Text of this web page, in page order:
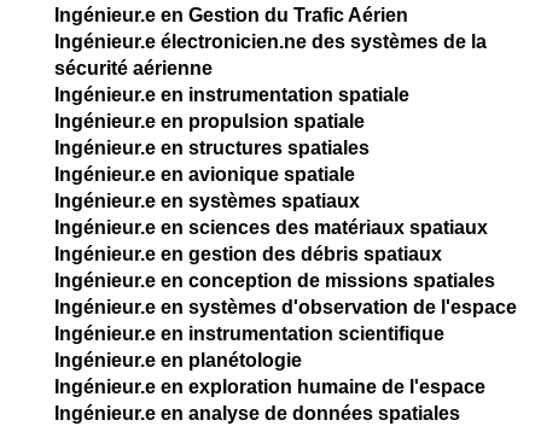
Ingénieur.e en Gestion du Trafic Aérien
Ingénieur.e électronicien.ne des systèmes de la
sécurité aérienne
Ingénieur.e en instrumentation spatiale
Ingénieur.e en propulsion spatiale
Ingénieur.e en structures spatiales
Ingénieur.e en avionique spatiale
Ingénieur.e en systèmes spatiaux
Ingénieur.e en sciences des matériaux spatiaux
Ingénieur.e en gestion des débris spatiaux
Ingénieur.e en conception de missions spatiales
Ingénieur.e en systèmes d'observation de l'espace
Ingénieur.e en instrumentation scientifique
Ingénieur.e en planétologie
Ingénieur.e en exploration humaine de l'espace
Ingénieur.e en analyse de données spatiales